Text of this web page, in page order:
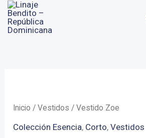
Inicio /Vestidos / Vestido Zoe
Colección Esencia, Corto,Vestidos